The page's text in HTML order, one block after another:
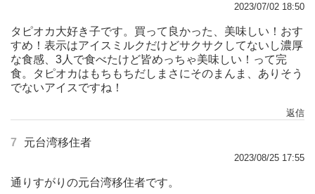
2023/07/02 18:50
タピオカ大好き子です。買って良かった、美味しい！おす
すめ！表示はアイスミルクだけどサクサクしてないし濃厚
な食感、3人で食べたけど皆めっちゃ美味しい！って完
食。タピオカはもちもちだしまさにそのまんま、ありそう
でないアイスですね！
返信
7 元台湾移住者
2023/08/25 17:55
通りすがりの元台湾移住者です。